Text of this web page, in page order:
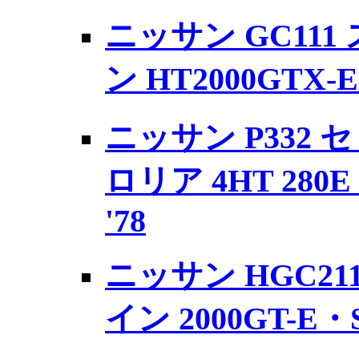
ニッサン GC111
ン HT2000GTX-
ニッサン P332
ロリア 4HT
'78
ニッサン
イン 2000GT-E・